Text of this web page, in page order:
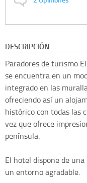
DESCRIPCIÓN
Paradores de turismo
se encuentra en un
integrado en las
ofreciendo así un
histórico con todas las
vez que ofrece
península.
El hotel dispone de
un entorno agradable.